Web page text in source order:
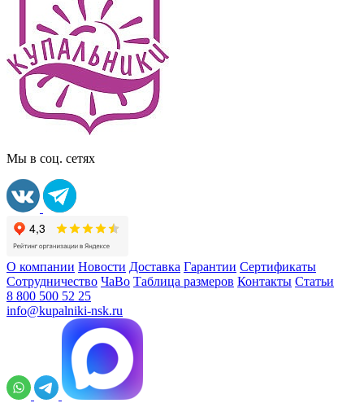
Мы в соц. сетях
О компании Новости Доставка Гарантии Сертификаты
Сотрудничество ЧаВо Таблица размеров Контакты Статьи
8 800 500 52 25
info@kupalniki-nsk.ru